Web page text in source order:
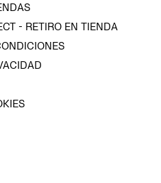
- RETIRO EN TIENDA